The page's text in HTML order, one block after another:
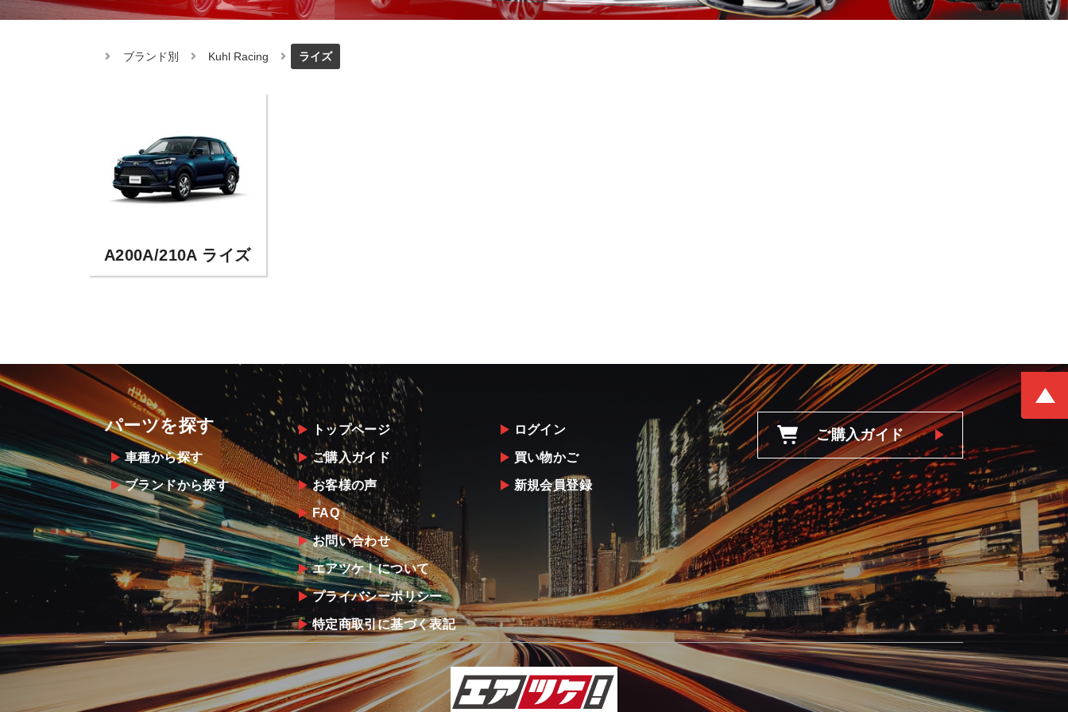
ブランド別 Kuhl Racing ライズ
A200A/210A ライズ
パーツを探す
車種から探す
ブランドから探す
トップページ
ご購入ガイド
お客様の声
FAQ
お問い合わせ
エアツケ！について
プライバシーポリシー
特定商取引に基づく表記
ログイン
買い物かご
新規会員登録
ご購入ガイド